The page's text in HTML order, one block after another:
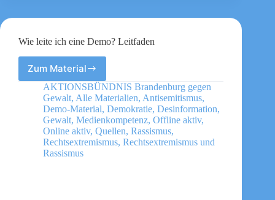
Wie leite ich eine Demo? Leitfaden
Zum Material
Wie
leite
ich
eine
Demo?
Leitfaden
AKTIONSBÜNDNIS Brandenburg gegen
Gewalt, Alle Materialien, Antisemitismus,
Demo-Material, Demokratie, Desinformation,
Gewalt, Medienkompetenz, Offline aktiv,
Online aktiv, Quellen, Rassismus,
Rechtsextremismus, Rechtsextremismus und
Rassismus